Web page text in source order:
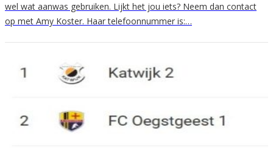
wel wat aanwas gebruiken. Lijkt het jou iets? Neem dan contact
op met Amy Koster. Haar telefoonnummer is:…